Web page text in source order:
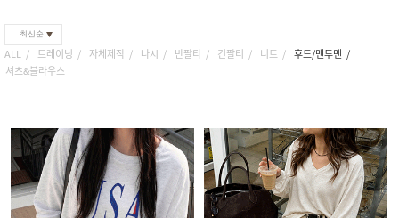
최신순
ALL 트레이닝 자체제작 나시 반팔티 긴팔티 니트
후드/맨투맨
셔츠&블라우스